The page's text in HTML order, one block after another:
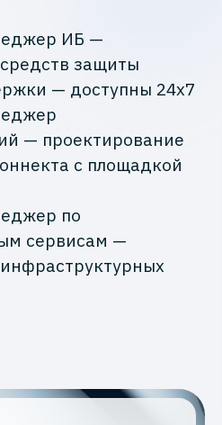
ИБ —
защиты
— доступны 24х7
— проектирование
с площадкой
по
сервисам —